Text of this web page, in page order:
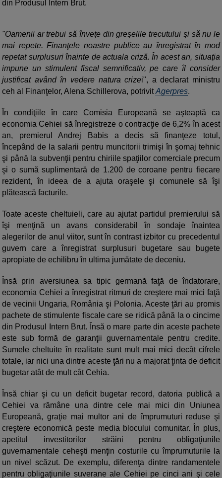
din Produsul Intern Brut.
"Oamenii ar trebui să înveţe din greşelile trecutului şi să nu le
mai repete. Finanţele noastre publice au înregistrat în mod
repetat surplusuri înainte de actuala criză. În acest an, situaţia
impune un stimulent fiscal semnificativ, pe care îl consider
justificat având în vedere natura crizei", a declarat ministru
ceh al Finanţelor, Alena Schillerova, potrivitAgerpres.
În condiţiile în care Comisia Europeană se aşteaptă ca
economia Cehiei să înregistreze o contracţie de 6,2% în acest
an, premierul Andrej Babis a decis să finanţeze totul,
începând de la salarii pentru muncitorii trimişi în şomaj tehnic
şi până la subvenţii pentru chiriile spaţiilor comerciale precum
şi o sumă suplimentară de 1.200 de coroane pentru fiecare
rezident, în ideea de a ajuta oraşele şi comunele să îşi
plătească facturile.
Toate aceste cheltuieli, care au ajutat partidul premierului să
îşi menţină un avans considerabil în sondaje înaintea
alegerilor de anul viitor, sunt în contrast izbitor cu precedentul
guvern care a înregistrat surplusuri bugetare sau bugete
apropiate de echilibru în ultima jumătate de deceniu.
Însă prin aversiunea sa tipic germană faţă de îndatorare,
economia Cehiei a înregistrat ritmuri de creştere mai mici faţă
de vecinii Ungaria, România şi Polonia. Aceste ţări au promis
pachete de stimulente fiscale care se ridică până la o cincime
din Produsul Intern Brut. Însă o mare parte din aceste pachete
este sub formă de garanţii guvernamentale pentru credite.
Sumele cheltuite în realitate sunt mult mai mici decât cifrele
totale, iar nici una dintre aceste ţări nu a majorat ţinta de deficit
bugetar atât de mult cât Cehia.
Însă chiar şi cu un deficit bugetar record, datoria publică a
Cehiei va rămâne una dintre cele mai mici din Uniunea
Europeană, graţie mai multor ani de împrumuturi reduse şi
creştere economică peste media blocului comunitar. În plus,
apetitul investitorilor străini pentru obligaţiunile
guvernamentale ceheşti menţin costurile cu împrumuturile la
un nivel scăzut. De exemplu, diferenţa dintre randamentele
pentru obligaţiunile suverane ale Cehiei pe cinci ani şi cele